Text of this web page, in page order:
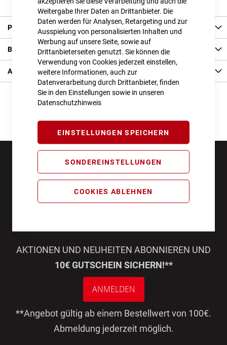
Weitergabe Ihrer Daten an Drittanbieter. Die
Daten werden für Analysen, Retargeting und zur
Ausspielung von personalisierten Inhalten und
Werbung auf unsere Seite, sowie auf
Drittanbieterseiten genutzt. Sie können die
Verwendung von Cookies jederzeit einstellen,
weitere Informationen, auch zur
Datenverarbeitung durch Drittanbieter, finden
Sie in den Einstellungen sowie in unseren
Datenschutzhinweis
EINSTELLUNGEN SPEICHERN
SONDEREINSTELLUNGEN
COOKIES ABLEHNEN
Produkt Details
Bewertungen
Angaben zur Produktsicherheit
AKTIONEN UND NEUHEITEN ABONNIEREN UND
10€ GUTSCHEIN SICHERN!**
ANMELDEN
**Angebot gültig ab einem Bestellwert von 100€.
Abmeldung jederzeit möglich.